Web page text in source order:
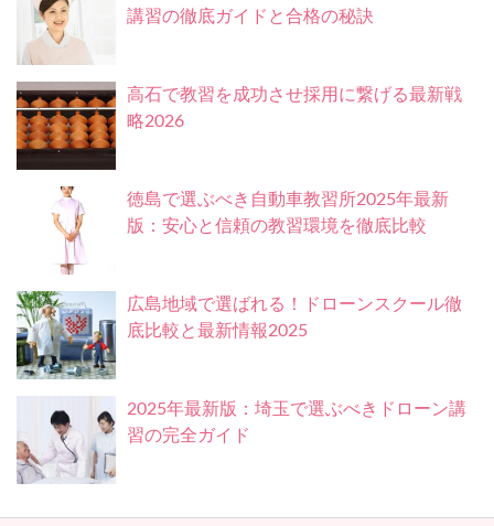
講習の徹底ガイドと合格の秘訣
高石で教習を成功させ採用に繋げる最新戦
略2026
徳島で選ぶべき自動車教習所2025年最新
版：安心と信頼の教習環境を徹底比較
広島地域で選ばれる！ドローンスクール徹
底比較と最新情報2025
2025年最新版：埼玉で選ぶべきドローン講
習の完全ガイド